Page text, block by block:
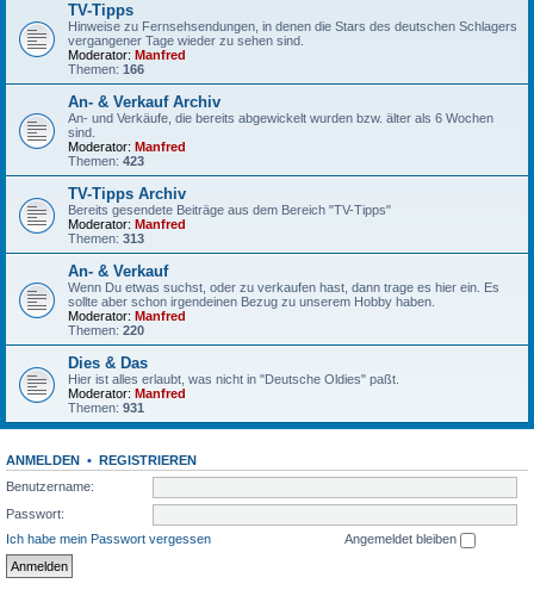
TV-Tipps
Hinweise zu Fernsehsendungen, in denen die Stars des deutschen Schlagers
vergangener Tage wieder zu sehen sind.
Moderator: Manfred
Themen: 166
An- & Verkauf Archiv
An- und Verkäufe, die bereits abgewickelt wurden bzw. älter als 6 Wochen
sind.
Moderator: Manfred
Themen: 423
TV-Tipps Archiv
Bereits gesendete Beiträge aus dem Bereich "TV-Tipps"
Moderator: Manfred
Themen: 313
An- & Verkauf
Wenn Du etwas suchst, oder zu verkaufen hast, dann trage es hier ein. Es
sollte aber schon irgendeinen Bezug zu unserem Hobby haben.
Moderator: Manfred
Themen: 220
Dies & Das
Hier ist alles erlaubt, was nicht in "Deutsche Oldies" paßt.
Moderator: Manfred
Themen: 931
ANMELDEN • REGISTRIEREN
Benutzername:
Passwort:
Ich habe mein Passwort vergessen
Angemeldet bleiben